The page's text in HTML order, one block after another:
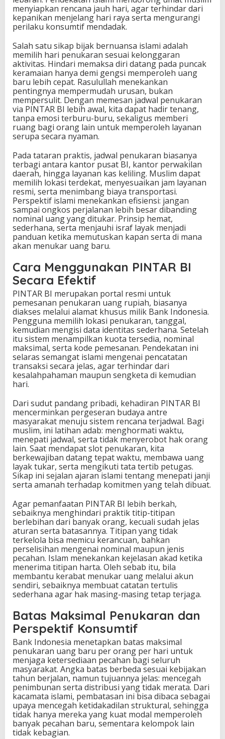
menyiapkan rencana jauh hari, agar terhindar dari
kepanikan menjelang hari raya serta mengurangi
perilaku konsumtif mendadak.
Salah satu sikap bijak bernuansa islami adalah
memilih hari penukaran sesuai kelonggaran
aktivitas. Hindari memaksa diri datang pada puncak
keramaian hanya demi gengsi memperoleh uang
baru lebih cepat. Rasulullah menekankan
pentingnya mempermudah urusan, bukan
mempersulit. Dengan memesan jadwal penukaran
via PINTAR BI lebih awal, kita dapat hadir tenang,
tanpa emosi terburu-buru, sekaligus memberi
ruang bagi orang lain untuk memperoleh layanan
serupa secara nyaman.
Pada tataran praktis, jadwal penukaran biasanya
terbagi antara kantor pusat BI, kantor perwakilan
daerah, hingga layanan kas keliling. Muslim dapat
memilih lokasi terdekat, menyesuaikan jam layanan
resmi, serta menimbang biaya transportasi.
Perspektif islami menekankan efisiensi: jangan
sampai ongkos perjalanan lebih besar dibanding
nominal uang yang ditukar. Prinsip hemat,
sederhana, serta menjauhi israf layak menjadi
panduan ketika memutuskan kapan serta di mana
akan menukar uang baru.
Cara Menggunakan PINTAR BI
Secara Efektif
PINTAR BI merupakan portal resmi untuk
pemesanan penukaran uang rupiah, biasanya
diakses melalui alamat khusus milik Bank Indonesia.
Pengguna memilih lokasi penukaran, tanggal,
kemudian mengisi data identitas sederhana. Setelah
itu sistem menampilkan kuota tersedia, nominal
maksimal, serta kode pemesanan. Pendekatan ini
selaras semangat islami mengenai pencatatan
transaksi secara jelas, agar terhindar dari
kesalahpahaman maupun sengketa di kemudian
hari.
Dari sudut pandang pribadi, kehadiran PINTAR BI
mencerminkan pergeseran budaya antre
masyarakat menuju sistem rencana terjadwal. Bagi
muslim, ini latihan adab: menghormati waktu,
menepati jadwal, serta tidak menyerobot hak orang
lain. Saat mendapat slot penukaran, kita
berkewajiban datang tepat waktu, membawa uang
layak tukar, serta mengikuti tata tertib petugas.
Sikap ini sejalan ajaran islami tentang menepati janji
serta amanah terhadap komitmen yang telah dibuat.
Agar pemanfaatan PINTAR BI lebih berkah,
sebaiknya menghindari praktik titip-titipan
berlebihan dari banyak orang, kecuali sudah jelas
aturan serta batasannya. Titipan yang tidak
terkelola bisa memicu kerancuan, bahkan
perselisihan mengenai nominal maupun jenis
pecahan. Islam menekankan kejelasan akad ketika
menerima titipan harta. Oleh sebab itu, bila
membantu kerabat menukar uang melalui akun
sendiri, sebaiknya membuat catatan tertulis
sederhana agar hak masing-masing tetap terjaga.
Batas Maksimal Penukaran dan
Perspektif Konsumtif
Bank Indonesia menetapkan batas maksimal
penukaran uang baru per orang per hari untuk
menjaga ketersediaan pecahan bagi seluruh
masyarakat. Angka batas berbeda sesuai kebijakan
tahun berjalan, namun tujuannya jelas: mencegah
penimbunan serta distribusi yang tidak merata. Dari
kacamata islami, pembatasan ini bisa dibaca sebagai
upaya mencegah ketidakadilan struktural, sehingga
tidak hanya mereka yang kuat modal memperoleh
banyak pecahan baru, sementara kelompok lain
tidak kebagian.